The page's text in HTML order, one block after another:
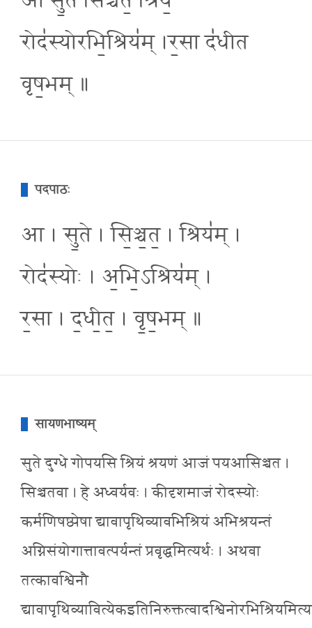
रोद॑स्योरभि॒श्रिय॑म् ।र॒सा द॑धीत
वृष॒भम् ॥
पदपाठः
आ । सु॒ते । सि॒ञ्च॒त॒ । श्रिय॑म् ।
रोद॑स्योः । अ॒भि॒ऽश्रिय॑म् ।
र॒सा । द॒धी॒त॒ । वृ॒ष॒भम् ॥
सायणभाष्यम्
सुते दुग्धे गोपयसि श्रियं श्रयणं आजं पयआसिञ्चत ।
सिञ्चतवा । हे अध्वर्यवः । कीदृशमाजं रोदस्योः
कर्मणिषष्ठ्येषा द्यावापृथिव्यावभिश्रियं अभिश्रयन्तं
अग्निसंयोगात्तावत्पर्यन्तं प्रवृद्धमित्यर्थः । अथवा
तत्कावश्विनौ